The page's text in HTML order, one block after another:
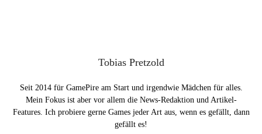
Tobias Pretzold
Seit 2014 für GamePire am Start und irgendwie Mädchen für alles.
Mein Fokus ist aber vor allem die News-Redaktion und Artikel-
Features. Ich probiere gerne Games jeder Art aus, wenn es gefällt, dann
gefällt es!